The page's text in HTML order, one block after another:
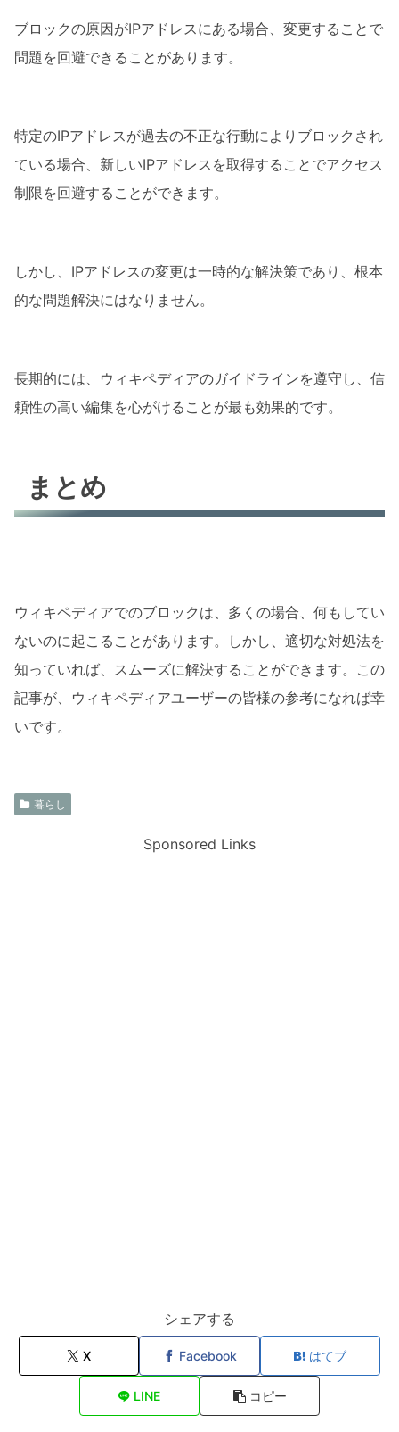
ブロックの原因がIPアドレスにある場合、変更することで
問題を回避できることがあります。
特定のIPアドレスが過去の不正な行動によりブロックされ
ている場合、新しいIPアドレスを取得することでアクセス
制限を回避することができます。
しかし、IPアドレスの変更は一時的な解決策であり、根本
的な問題解決にはなりません。
長期的には、ウィキペディアのガイドラインを遵守し、信
頼性の高い編集を心がけることが最も効果的です。
まとめ
ウィキペディアでのブロックは、多くの場合、何もしてい
ないのに起こることがあります。しかし、適切な対処法を
知っていれば、スムーズに解決することができます。この
記事が、ウィキペディアユーザーの皆様の参考になれば幸
いです。
暮らし
Sponsored Links
シェアする
X Facebook はてブ
LINE コピー